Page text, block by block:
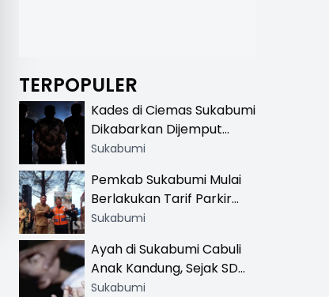
TERPOPULER
Kades di Ciemas Sukabumi
Dikabarkan Dijemput
Satnarkoba, Polisi
Sukabumi
Pemkab Sukabumi Mulai
Berlakukan Tarif Parkir
Resmi di 13 Lokasi Wisata,
Khusus
Sukabumi
Ayah di Sukabumi Cabuli
Anak Kandung, Sejak SD
Hingga SMA
Sukabumi